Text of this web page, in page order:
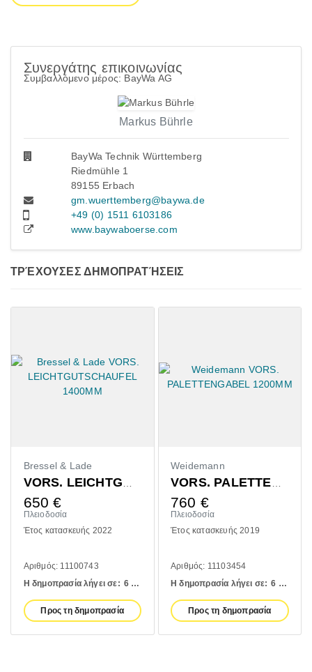
Συνεργάτης επικοινωνίας
Συμβαλλόμενο μέρος: BayWa AG
Markus Bührle
BayWa Technik Württemberg
Riedmühle 1
89155 Erbach
gm.wuerttemberg@baywa.de
+49 (0) 1511 6103186
www.baywaboerse.com
ΤΡΈΧΟΥΣΕΣ ΔΗΜΟΠΡΑΤΉΣΕΙΣ
Bressel & Lade
VORS. LEICHTGUTSCHAUFEL 1400MM
650 €
Πλειοδοσία
Έτος κατασκευής 2022
Αριθμός: 11100743
Η δημοπρασία λήγει σε: 6 days
Προς τη δημοπρασία
Weidemann
VORS. PALETTENGABEL 1200MM
760 €
Πλειοδοσία
Έτος κατασκευής 2019
Αριθμός: 11103454
Η δημοπρασία λήγει σε: 6 days
Προς τη δημοπρασία